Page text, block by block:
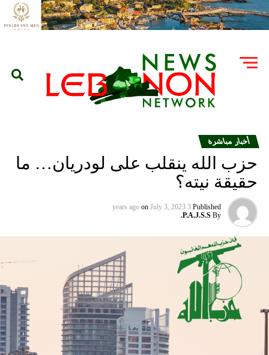
أخبار مباشرة
حزب الله ينقلب على لودريان… ما
حقيقة نيته؟
Published
3 years ago
on July 3, 2023
By
P.A.J.S.S.